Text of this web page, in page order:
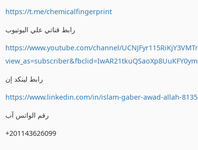
https://t.me/chemicalfingerprint
رابط قناتي علي اليوتيوب
https://www.youtube.com/channel/
رابط لينكد إن
https://www.linkedin.com/in/islam-gaber-awad-allah-
رقم الواتس آب
+201143626099